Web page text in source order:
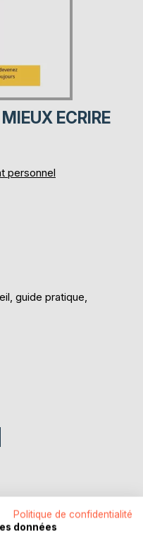
ECRIRE
personnel
guide pratique,
Politique de confidentialité
données